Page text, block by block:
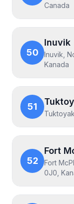
Canada
50
Inuvik
Inuvik,
Kanada
51
52
Fort
Fort
0J0,